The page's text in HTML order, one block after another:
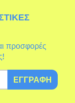
προσφορές
ΕΓΓΡΑΦΉ